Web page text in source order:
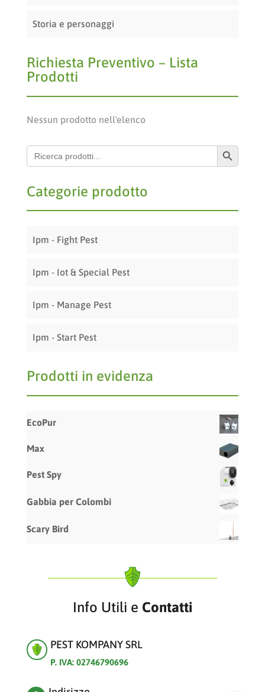
Storia e personaggi
Richiesta Preventivo – Lista
Prodotti
Nessun prodotto nell'elenco
Search
for:
Search Button
Categorie prodotto
Ipm - Fight Pest
Ipm - Iot & Special Pest
Ipm - Manage Pest
Ipm - Start Pest
Prodotti in evidenza
EcoPur
Max
Pest Spy
Gabbia per Colombi
Scary Bird
Info Utili e Contatti
PEST KOMPANY SRL
P. IVA: 02746790696